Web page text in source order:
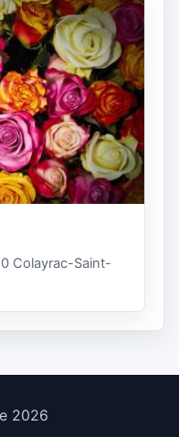
Colayrac-Saint-
2026